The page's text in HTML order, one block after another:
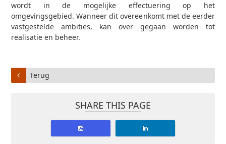
wordt in de mogelijke effectuering op het
omgevingsgebied. Wanneer dit overeenkomt met de eerder
vastgestelde ambities, kan over gegaan worden tot
realisatie en beheer.
Terug
SHARE THIS PAGE